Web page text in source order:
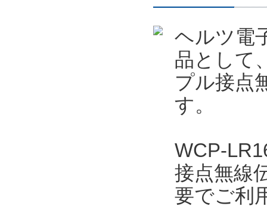
ヘルツ電
品として
プル接点
す。
WCP-
接点無線
要でご利